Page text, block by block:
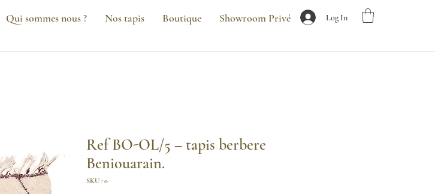
Qui sommes nous ? Nos tapis Boutique Showroom Privé Log In
Ref BO-OL/5 – tapis berbere
Beniouarain.
SKU : 0